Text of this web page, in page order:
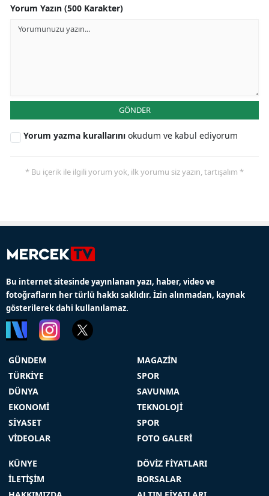
Yorum Yazın (500 Karakter)
GÖNDER
Yorum yazma kurallarını okudum ve kabul ediyorum
* Bu içerik ile ilgili yorum yok, ilk yorumu siz yazın, tartışalım *
Bu internet sitesinde yayınlanan yazı, haber, video ve
fotoğrafların her türlü hakkı saklıdır. İzin alınmadan, kaynak
gösterilerek dahi kullanılamaz.
GÜNDEM
TÜRKİYE
DÜNYA
EKONOMİ
SİYASET
VİDEOLAR
MAGAZİN
SPOR
SAVUNMA
TEKNOLOJİ
SPOR
FOTO GALERİ
KÜNYE
İLETİŞİM
DÖVİZ FİYATLARI
BORSALAR